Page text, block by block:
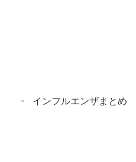
インフルエンザまとめ